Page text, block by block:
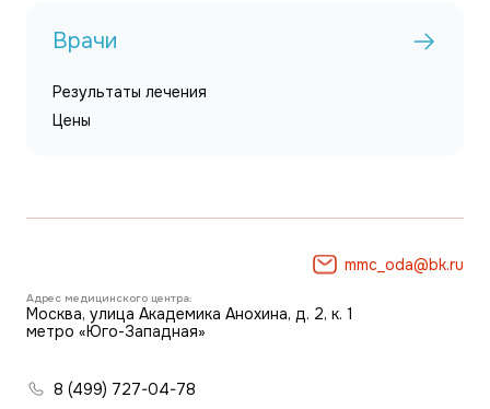
Врачи
Результаты лечения
Цены
Адрес медицинского центра:
Москва, улица Академика Анохина, д. 2, к. 1
метро «Юго-Западная»
8 (499) 727-04-78
mmc_oda@bk.ru